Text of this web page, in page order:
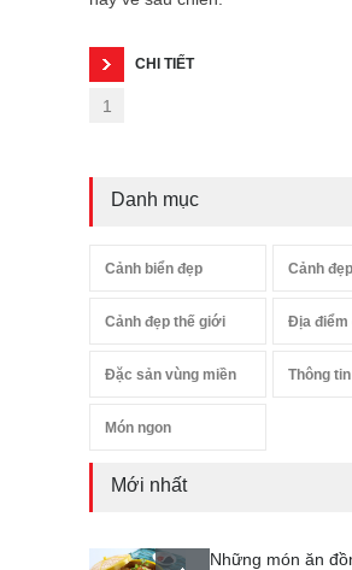
CHI TIẾT
1
Danh mục
Cảnh biển đẹp Cảnh
Cảnh đẹp thế giới Địa điểm
Đặc sản vùng miền Thông
Món ngon
Mới nhất
Những món ăn